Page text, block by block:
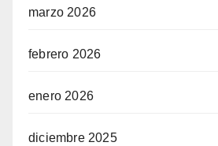
marzo 2026
febrero 2026
enero 2026
diciembre 2025